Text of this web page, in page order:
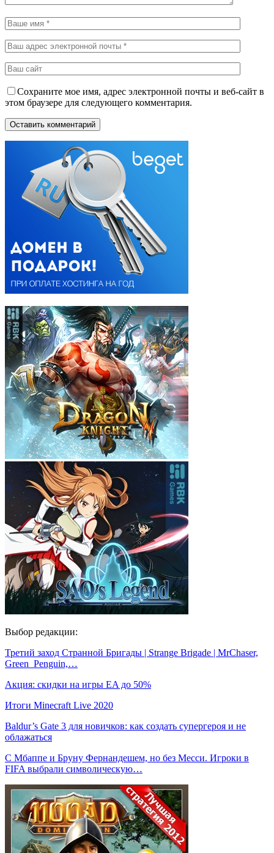
Сохраните мое имя, адрес электронной почты и веб-сайт в
этом браузере для следующего комментария.
Выбор редакции:
Третий заход Странной Бригады | Strange Brigade | MrChaser,
Green_Penguin,…
Акция: скидки на игры EA до 50%
Итоги Minecraft Live 2020
Baldur’s Gate 3 для новичков: как создать супергероя и не
облажаться
С Мбаппе и Бруну Фернандешем, но без Месси. Игроки в
FIFA выбрали символическую…